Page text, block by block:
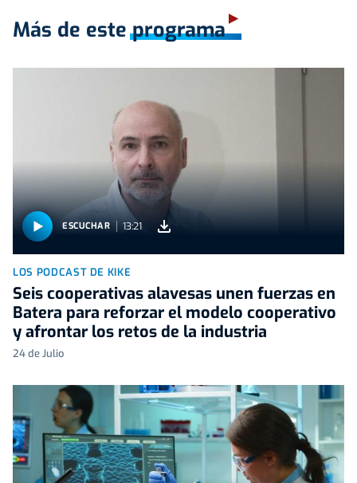
Más de este programa
ESCUCHAR 13:21
LOS PODCAST DE KIKE
Seis cooperativas alavesas unen fuerzas en
Batera para reforzar el modelo cooperativo
y afrontar los retos de la industria
24 de Julio